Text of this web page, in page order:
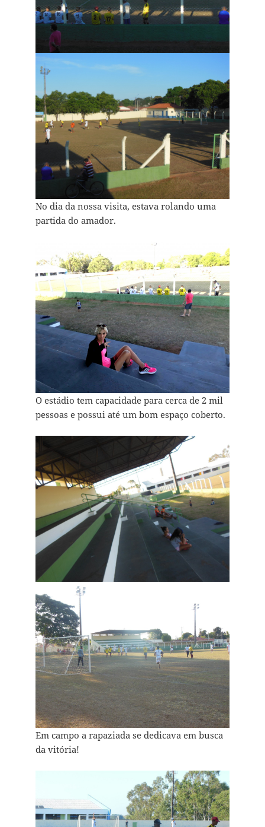
No dia da nossa visita, estava rolando uma
partida do amador.
O estádio tem capacidade para cerca de 2 mil
pessoas e possui até um bom espaço coberto.
Em campo a rapaziada se dedicava em busca
da vitória!